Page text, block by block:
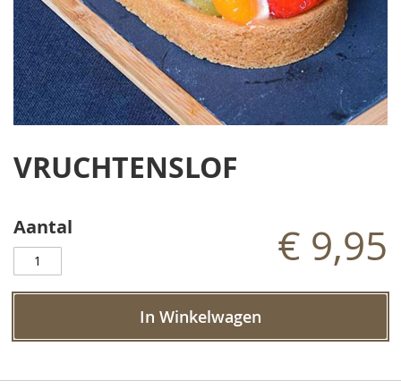
het
de
gallerij
VRUCHTENSLOF
Aantal € 9,95
In Winkelwagen